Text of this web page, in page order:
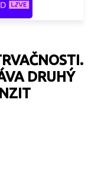
DRUHÝ